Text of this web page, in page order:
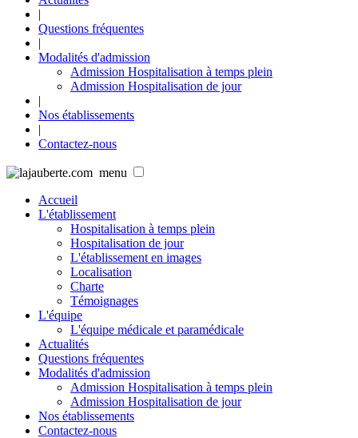
|
Questions fréquentes
|
Modalités d'admission
Admission Hospitalisation à temps plein
Admission Hospitalisation de jour
|
Nos établissements
|
Contactez-nous
menu
Accueil
L'établissement
Hospitalisation à temps plein
Hospitalisation de jour
L'établissement en images
Localisation
Charte
Témoignages
L'équipe
L'équipe médicale et paramédicale
Actualités
Questions fréquentes
Modalités d'admission
Admission Hospitalisation à temps plein
Admission Hospitalisation de jour
Nos établissements
Contactez-nous